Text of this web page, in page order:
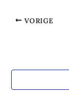
VORIGE